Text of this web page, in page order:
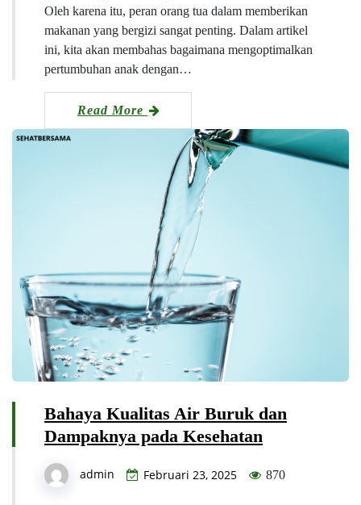
Oleh karena itu, peran orang tua dalam memberikan
makanan yang bergizi sangat penting. Dalam artikel
ini, kita akan membahas bagaimana mengoptimalkan
pertumbuhan anak dengan…
Read More
Bahaya Kualitas Air Buruk dan
Dampaknya pada Kesehatan
admin Februari 23, 2025 870